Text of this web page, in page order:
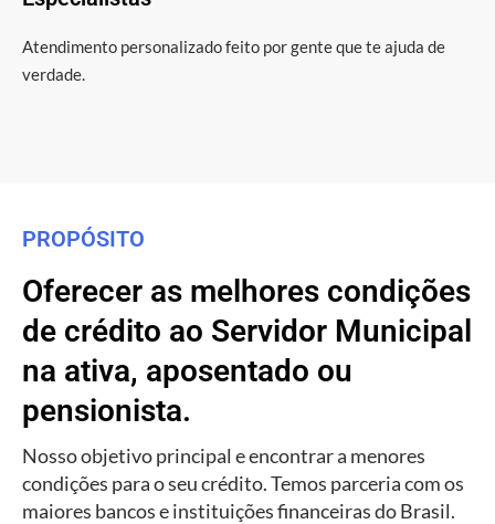
Atendimento personalizado feito por gente que te ajuda de
verdade.
PROPÓSITO
Oferecer as melhores condições
de crédito ao Servidor Municipal
na ativa, aposentado ou
pensionista.
Nosso objetivo principal e encontrar a menores
condições para o seu crédito. Temos parceria com os
maiores bancos e instituições financeiras do Brasil.